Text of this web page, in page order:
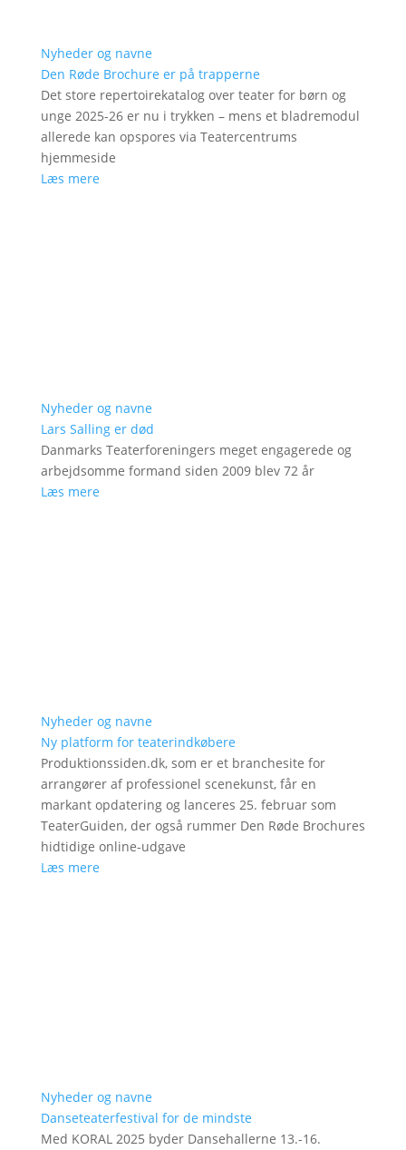
Nyheder og navne
Den Røde Brochure er på trapperne
Det store repertoirekatalog over teater for børn og
unge 2025-26 er nu i trykken – mens et bladremodul
allerede kan opspores via Teatercentrums
hjemmeside
Læs mere
Nyheder og navne
Lars Salling er død
Danmarks Teaterforeningers meget engagerede og
arbejdsomme formand siden 2009 blev 72 år
Læs mere
Nyheder og navne
Ny platform for teaterindkøbere
Produktionssiden.dk, som er et branchesite for
arrangører af professionel scenekunst, får en
markant opdatering og lanceres 25. februar som
TeaterGuiden, der også rummer Den Røde Brochures
hidtidige online-udgave
Læs mere
Nyheder og navne
Danseteaterfestival for de mindste
Med KORAL 2025 byder Dansehallerne 13.-16.